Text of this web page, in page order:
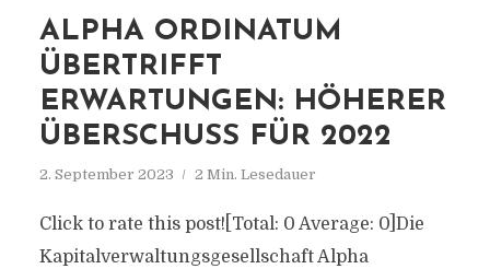
ALPHA ORDINATUM
ÜBERTRIFFT
ERWARTUNGEN: HÖHERER
ÜBERSCHUSS FÜR 2022
2. September 2023 2 Min. Lesedauer
Click to rate this post![Total: 0 Average: 0]Die
Kapitalverwaltungsgesellschaft Alpha